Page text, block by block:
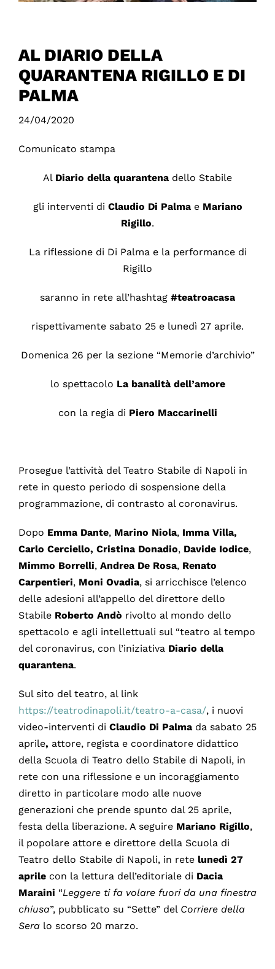
AL DIARIO DELLA
QUARANTENA RIGILLO E DI
PALMA
24/04/2020
Comunicato stampa
Al Diario della quarantena dello Stabile
gli interventi di Claudio Di Palma eMariano
Rigillo.
La riflessione di Di Palma e la performance di
Rigillo
saranno in rete all’hashtag #teatroacasa
rispettivamente sabato 25 e lunedì 27 aprile.
Domenica 26 per la sezione “Memorie d’archivio”
lo spettacolo La banalità dell’amore
con la regia di Piero Maccarinelli
Prosegue l’attività del Teatro Stabile di Napoli in
rete in questo periodo di sospensione della
programmazione, di contrasto al coronavirus.
Dopo Emma Dante, Marino Niola, Imma Villa,
Carlo Cerciello, Cristina Donadio, Davide Iodice,
Mimmo Borrelli, Andrea De Rosa, Renato
Carpentieri, Moni Ovadia, si arricchisce l’elenco
delle adesioni all’appello del direttore dello
Stabile Roberto Andò rivolto al mondo dello
spettacolo e agli intellettuali sul “teatro al tempo
del coronavirus, con l’iniziativa Diario della
quarantena.
Sul sito del teatro, al link
https://teatrodinapoli.it/teatro-a-casa/, i nuovi
video-interventi di Claudio Di Palmada sabato 25
aprile, attore, regista e coordinatore didattico
della Scuola di Teatro dello Stabile di Napoli, in
rete con una riflessione e un incoraggiamento
diretto in particolare modo alle nuove
generazioni che prende spunto dal 25 aprile,
festa della liberazione. A seguire Mariano Rigillo,
il popolare attore e direttore della Scuola di
Teatro dello Stabile di Napoli, in rete lunedì 27
aprilecon la lettura dell’editoriale di Dacia
Maraini “Leggere ti fa volare fuori da una finestra
chiusa”, pubblicato su “Sette” del Corriere della
Seralo scorso 20 marzo.